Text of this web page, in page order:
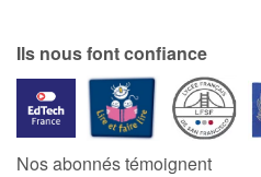
Formats et illustrations
Catalogue anglais
Ils nous font confiance
Nos abonnés témoignent